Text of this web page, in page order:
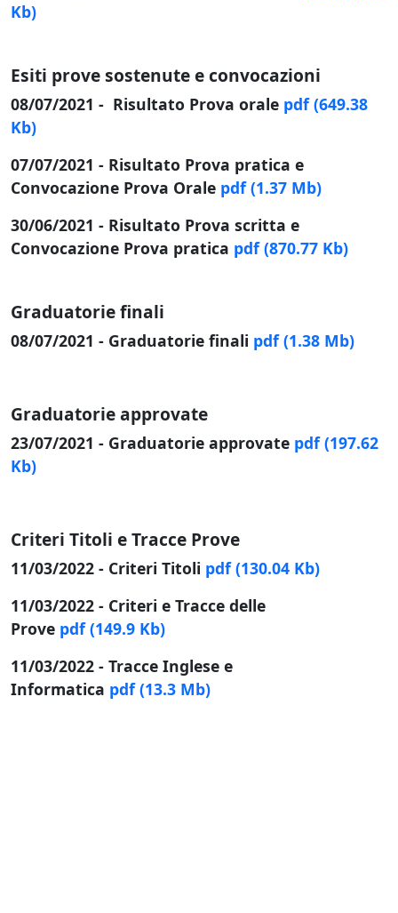
Kb)
Esiti prove sostenute e convocazioni
08/07/2021 - Risultato Prova orale pdf (649.38
Kb)
07/07/2021 - Risultato Prova pratica e
Convocazione Prova Orale pdf (1.37 Mb)
30/06/2021 - Risultato Prova scritta e
Convocazione Prova pratica pdf (870.77 Kb)
Graduatorie finali
08/07/2021 - Graduatorie finali pdf (1.38 Mb)
Graduatorie approvate
23/07/2021 - Graduatorie approvate pdf (197.62
Kb)
Criteri Titoli e Tracce Prove
11/03/2022 - Criteri Titoli pdf (130.04 Kb)
11/03/2022 - Criteri e Tracce delle
Prove pdf (149.9 Kb)
11/03/2022 - Tracce Inglese e
Informatica pdf (13.3 Mb)